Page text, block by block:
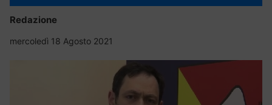
Redazione
mercoledì 18 Agosto 2021